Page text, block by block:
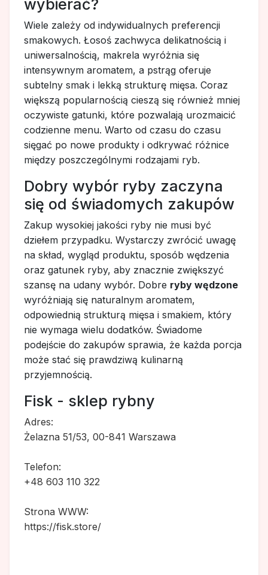
wybierać?
Wiele zależy od indywidualnych preferencji
smakowych. Łosoś zachwyca delikatnością i
uniwersalnością, makrela wyróżnia się
intensywnym aromatem, a pstrąg oferuje
subtelny smak i lekką strukturę mięsa. Coraz
większą popularnością cieszą się również mniej
oczywiste gatunki, które pozwalają urozmaicić
codzienne menu. Warto od czasu do czasu
sięgać po nowe produkty i odkrywać różnice
między poszczególnymi rodzajami ryb.
Dobry wybór ryby zaczyna
się od świadomych zakupów
Zakup wysokiej jakości ryby nie musi być
dziełem przypadku. Wystarczy zwrócić uwagę
na skład, wygląd produktu, sposób wędzenia
oraz gatunek ryby, aby znacznie zwiększyć
szansę na udany wybór. Dobre ryby wędzone
wyróżniają się naturalnym aromatem,
odpowiednią strukturą mięsa i smakiem, który
nie wymaga wielu dodatków. Świadome
podejście do zakupów sprawia, że każda porcja
może stać się prawdziwą kulinarną
przyjemnością.
Fisk - sklep rybny
Adres:
Żelazna 51/53, 00-841 Warszawa
Telefon:
+48 603 110 322
Strona WWW:
https://fisk.store/